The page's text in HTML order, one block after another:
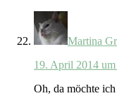
Martina
19. April 2014
Oh, da möchte